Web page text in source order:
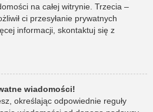
na całej witrynie. Trzecia –
ci przesyłanie prywatnych
informacji, skontaktuj się z
wiadomości!
określając odpowiednie reguły